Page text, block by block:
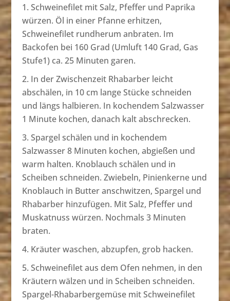
Schweinefilet mit Salz, Pfeffer und Paprika
würzen. Öl in einer Pfanne erhitzen,
Schweinefilet rundherum anbraten. Im
Backofen bei 160 Grad (Umluft 140 Grad, Gas
Stufe1) ca. 25 Minuten garen.
In der Zwischenzeit Rhabarber leicht
abschälen, in 10 cm lange Stücke schneiden
und längs halbieren. In kochendem Salzwasser
1 Minute kochen, danach kalt abschrecken.
Spargel schälen und in kochendem
Salzwasser 8 Minuten kochen, abgießen und
warm halten. Knoblauch schälen und in
Scheiben schneiden. Zwiebeln, Pinienkerne und
Knoblauch in Butter anschwitzen, Spargel und
Rhabarber hinzufügen. Mit Salz, Pfeffer und
Muskatnuss würzen. Nochmals 3 Minuten
braten.
Kräuter waschen, abzupfen, grob hacken.
Schweinefilet aus dem Ofen nehmen, in den
Kräutern wälzen und in Scheiben schneiden.
Spargel-Rhabarbergemüse mit Schweinefilet